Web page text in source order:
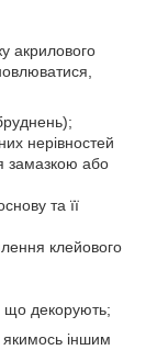
акрилового
нерівностей
замазкою або
та її
клейового
що декорують;
іншим